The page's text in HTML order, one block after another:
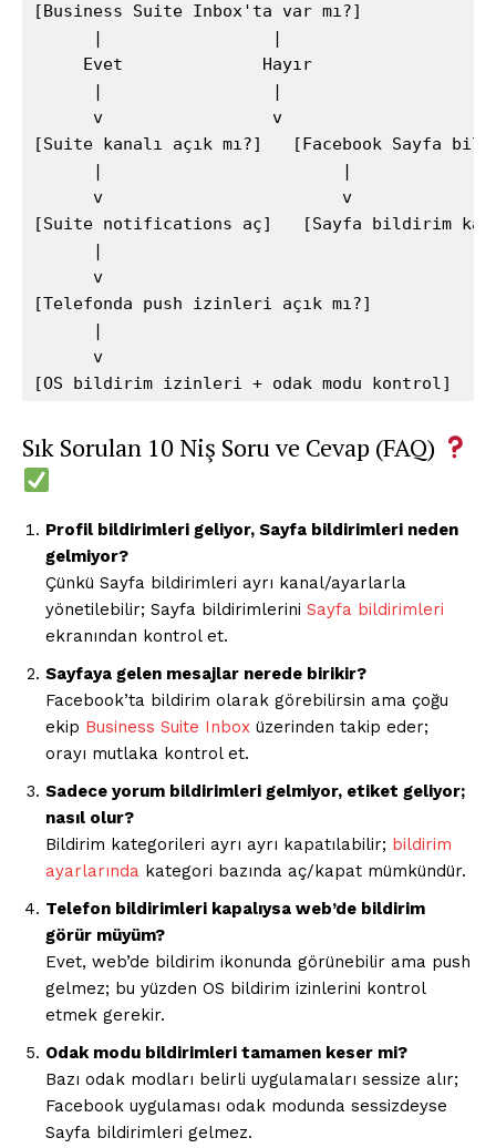
Saf Ses !!!
[Business Suite Inbox'ta var mı?]
      |                 |
     Evet              Hayır
      |                 |
      v                 v
[Suite kanalı açık mı?]   [Facebook Sayfa
      |                        |
      v                        v
[Suite notifications aç]   [Sayfa bildirim
      |
      v
[Telefonda push izinleri açık mı?]
      |
      v
Sık Sorulan 10 Niş Soru ve Cevap (FAQ)
Profil bildirimleri geliyor, Sayfa bildirimleri neden
gelmiyor?
Çünkü Sayfa bildirimleri ayrı kanal/ayarlarla
yönetilebilir; Sayfa bildirimlerini Sayfa bildirimleri
ekranından kontrol et.
Sayfaya gelen mesajlar nerede birikir?
Facebook’ta bildirim olarak görebilirsin ama çoğu
ekip Business Suite Inbox üzerinden takip eder;
orayı mutlaka kontrol et.
Sadece yorum bildirimleri gelmiyor, etiket geliyor;
nasıl olur?
Bildirim kategorileri ayrı ayrı kapatılabilir; bildirim
ayarlarında kategori bazında aç/kapat mümkündür.
Telefon bildirimleri kapalıysa web’de bildirim
görür müyüm?
Evet, web’de bildirim ikonunda görünebilir ama push
gelmez; bu yüzden OS bildirim izinlerini kontrol
etmek gerekir.
Odak modu bildirimleri tamamen keser mi?
Bazı odak modları belirli uygulamaları sessize alır;
Facebook uygulaması odak modunda sessizdeyse
Sayfa bildirimleri gelmez.